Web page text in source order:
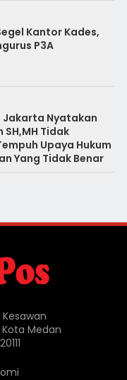
Kantor Kades,
P3A
Jakarta Nyatakan
Tidak
Upaya Hukum
Yang Tidak Benar
Kesawan
Medan